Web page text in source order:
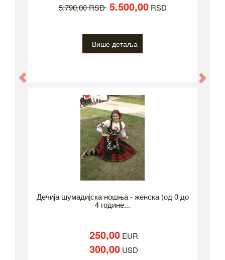
5.790,00 RSD 5.500,00RSD
Више детаља
Дечија шумадијска ношња - женска (од 0 до
4 године...
250,00 EUR
300,00 USD